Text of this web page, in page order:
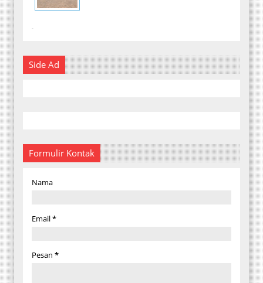
-
Side Ad
Formulir Kontak
Nama
Email*
Pesan *